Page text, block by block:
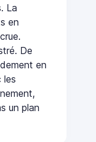
La
en
De
en
les
un plan